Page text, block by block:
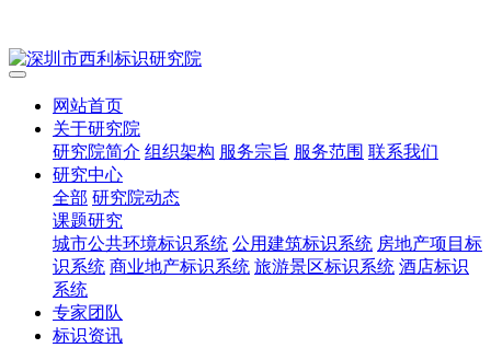
网站首页
关于研究院
研究院简介 组织架构 服务宗旨 服务范围 联系我们
研究中心
全部 研究院动态
课题研究
城市公共环境标识系统 公用建筑标识系统 房地产项目标
识系统 商业地产标识系统 旅游景区标识系统 酒店标识
系统
专家团队
标识资讯